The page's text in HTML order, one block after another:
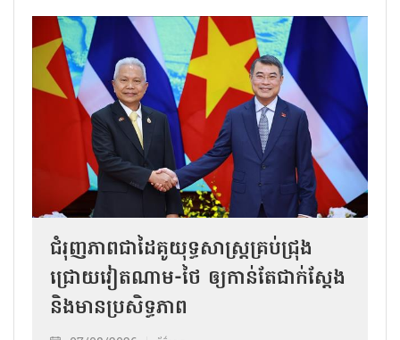
ជំរុញភាពជាដៃគូយុទ្ធសាស្ត្រគ្រប់ជ្រុង
ជ្រោយវៀតណាម-ថៃ ឲ្យកាន់តែជាក់ស្ដែង
និងមានប្រសិទ្ធភាព